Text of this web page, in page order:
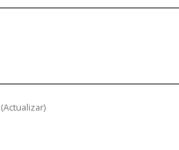
(Actualizar)